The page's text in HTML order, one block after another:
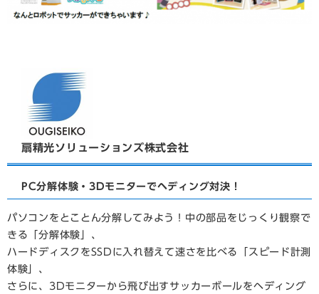
​扇精光ソリューションズ株式会社​
PC分解体験・3Dモニターでヘディング対決！
パソコンをとことん分解してみよう！中の部品をじっくり観察で
きる「分解体験」、
ハードディスクをSSDに入れ替えて速さを比べる「スピード計測
体験」、
さらに、3Dモニターから飛び出すサッカーボールをヘディング